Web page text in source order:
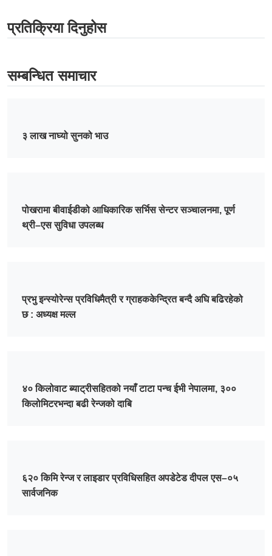
प्रतिक्रिया दिनुहोस
सम्बन्धित समाचार
३ लाख नाघ्यो सुनको भाउ
पोखरामा बीवाईडीको आधिकारिक सर्भिस सेन्टर सञ्चालनमा, पूर्ण
थ्री–एस सुविधा उपलब्ध
प्रभु इन्स्योरेन्स प्रविधिमैत्री र ग्राहककेन्द्रित बन्दै अघि बढिरहेको
छ : अध्यक्ष मल्ल
४० किलोवाट ब्याट्रीसहितको नयाँ टाटा पन्च ईभी नेपालमा, ३००
किलोमिटरभन्दा बढी रेन्जको दाबि
६२० किमि रेन्ज र लाइडार प्रविधिसहित अपडेटेड दीपल एस–०५
सार्वजनिक